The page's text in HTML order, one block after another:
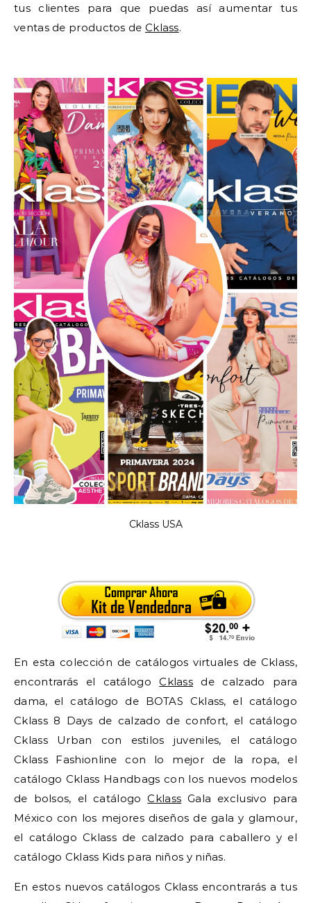
tus clientes para que puedas así aumentar tus
ventas de productos de Cklass.
Cklass USA
En esta colección de catálogos virtuales de Cklass,
encontrarás el catálogoCklass de calzado para
dama, el catálogo de BOTAS Cklass, el catálogo
Cklass 8 Days de calzado de confort, el catálogo
Cklass Urban con estilos juveniles, el catálogo
Cklass Fashionline con lo mejor de la ropa, el
catálogo Cklass Handbags con los nuevos modelos
de bolsos, el catálogoCklass Gala exclusivo para
México con los mejores diseños de gala y glamour,
el catálogo Cklass de calzado para caballero y el
catálogo Cklass Kids para niños y niñas.
En estos nuevos catálogos Cklass encontrarás a tus